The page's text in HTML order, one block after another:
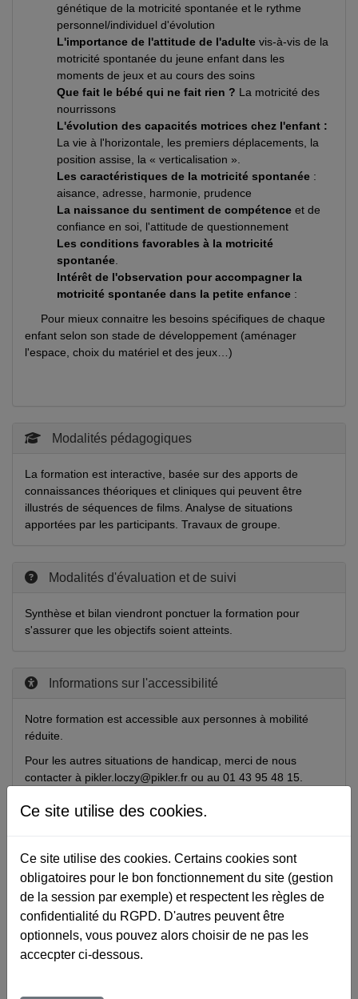
génétique de la motricité spontanée et le rythme
personnel/individuel d'évolution
L'importance de l'attitude de l'adulte vis-à-vis de la
motricité spontanée du jeune enfant dans les
moments de jeux et au cours des soins
Que fait le bébé qui ne fait rien ? La motricité des
nourrissons
L'évolution des capacités motrices chez l'enfant :
La vie à l'horizontale, les premiers déplacements, la
position assise, la « verticalisation ».
Les caractéristiques de la motricité spontanée :
aisance, adresse, harmonie, prudence
La naissance du sentiment de compétence et de
confiance en soi, l'attitude de questionnement
Les conditions favorables à la motricité
spontanée
Intérêt de l'observation pour accompagner la
motricité spontanée dans la petite enfance :
Pour mieux connaitre les besoins spécifiques de chaque
enfant selon son stade de développement (aménager
l'espace, choix du matériel et des jeux…)
Modalités pédagogiques
La formation est interactive, basée sur des apports de
connaissances théoriques et cliniques qui peuvent être
illustrés de séquences de films. Analyse de situations
apportées par les participants. Travaux de groupe.
Modalités d'évaluation et de suivi
Synthèse et bilan viendront ponctuer la formation pour
s'assurer que les objectifs soient atteints.
Informations sur l'accessibilité
Notre formation est accessible aux personnes à mobilité
réduite.
Pour les autres situations de handicap, merci de nous
contacter à pikler.loczy@pikler.fr ou au 01 43 95 48 15.
NAVARRO Nicole
SA
SZANTO-FEDER Agnès
Ce site utilise des cookies.
Ce site utilise des cookies. Certains cookies sont
obligatoires pour le bon fonctionnement du site (gestion
de la session par exemple) et respectent les règles de
confidentialité du RGPD. D'autres peuvent être
optionnels, vous pouvez alors choisir de ne pas les
accecpter ci-dessous.